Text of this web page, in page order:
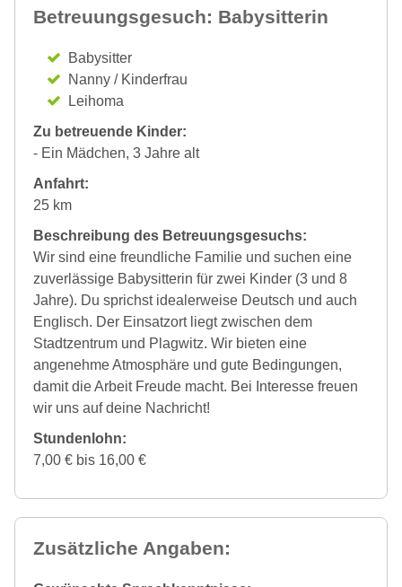
Betreuungsgesuch: Babysitterin
Babysitter
Nanny / Kinderfrau
Leihoma
Zu betreuende Kinder:
- Ein Mädchen, 3 Jahre alt
Anfahrt:
25 km
Beschreibung des Betreuungsgesuchs:
Wir sind eine freundliche Familie und suchen eine
zuverlässige Babysitterin für zwei Kinder (3 und 8
Jahre). Du sprichst idealerweise Deutsch und auch
Englisch. Der Einsatzort liegt zwischen dem
Stadtzentrum und Plagwitz. Wir bieten eine
angenehme Atmosphäre und gute Bedingungen,
damit die Arbeit Freude macht. Bei Interesse freuen
wir uns auf deine Nachricht!
Stundenlohn:
7,00 € bis 16,00 €
Zusätzliche Angaben: